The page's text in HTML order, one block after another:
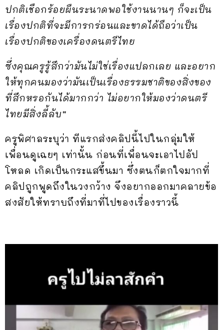
ปกติเชือกร้อยผืนระนาดพอใช้งานนานๆ ก็จะเป็น
เรื่องปกติที่จะมีการกร่อนและขาดได้ถือว่าเป็น
เรื่องปกติของเครื่องดนตรีไทย
ซึ่งคุณครูรู้สึกว่ามันไม่ใช่เรื่องแปลกเลย และอยาก
ให้ทุกคนมองว่ามันเป็นเรื่องธรรมชาติของสิ่งของ
ที่สึกหรอกันได้มากกว่า ไม่อยากให้มองว่าดนตรี
ไทยมีสิ่งลี้ลับ”
ครูพิศาลระบุว่า ทีแรกส่งคลิปนี้ไปในกลุ่มให้
เพื่อนดูเฉยๆ เท่านั้น ก่อนที่เพื่อนจะเอาไปอัป
โหลด เกิดเป็นกระแสขึ้นมา ซึ่งตนก็ตกใจมากที่
คลิปถูกพูดถึงในวงกว้าง จึงอยากออกมาคลายข้อ
สงสัยให้ทราบถึงที่มาที่ไปของเรื่องราวนี้